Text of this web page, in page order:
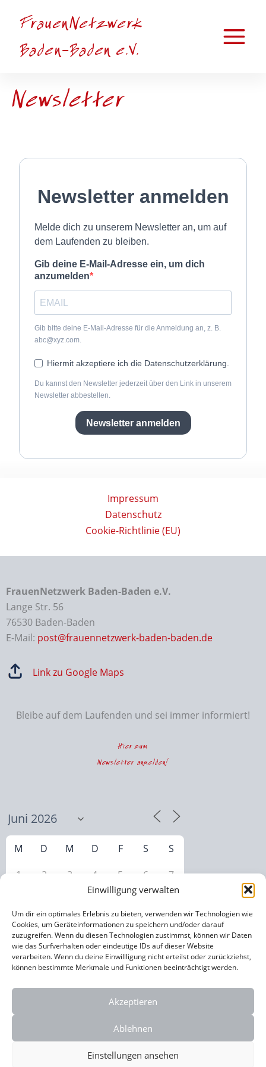
Einwilligung verwalten
Um dir ein optimales Erlebnis zu bieten, verwenden wir Technologien wie
Cookies, um Geräteinformationen zu speichern und/oder darauf
zuzugreifen. Wenn du diesen Technologien zustimmst, können wir Daten
wie das Surfverhalten oder eindeutige IDs auf dieser Website
verarbeiten. Wenn du deine Einwillligung nicht erteilst oder zurückziehst,
können bestimmte Merkmale und Funktionen beeinträchtigt werden.
Akzeptieren
Ablehnen
Einstellungen ansehen
InhaltFrauenNetzwerk
Baden-Baden e.V.
Main
Newsletter
Newsletter anmelden
Melde dich zu unserem Newsletter an, um auf
dem Laufenden zu bleiben.
Gib deine E-Mail-Adresse ein, um dich
anzumelden
Gib bitte deine E-Mail-Adresse für die Anmeldung an, z. B.
abc@xyz.com.
Hiermit akzeptiere ich die Datenschutzerklärung.
Du kannst den Newsletter jederzeit über den Link in unserem
Newsletter abbestellen.
Newsletter anmelden
Impressum
Datenschutz
Cookie-Richtlinie (EU)
FrauenNetzwerk Baden-Baden e.V.
Lange Str. 56
76530 Baden-Baden
E-Mail: post@frauennetzwerk-baden-baden.de
Link zu Google Maps
Bleibe auf dem Laufenden und sei immer informiert!
Hier zum
Newsletter anmelden!
M D M D F S
S
1
2 3 4 5 6
7
12
15
16 17 18 19 20
21
22
23 24 25 26 27
28